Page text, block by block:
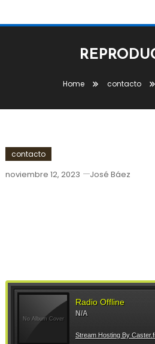
Home contacto
contacto
noviembre 12, 2023 José Báez